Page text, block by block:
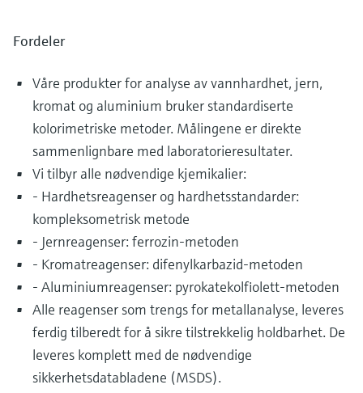
Fordeler
Våre produkter for analyse av vannhardhet, jern,
kromat og aluminium bruker standardiserte
kolorimetriske metoder. Målingene er direkte
sammenlignbare med laboratorieresultater.
Vi tilbyr alle nødvendige kjemikalier:
- Hardhetsreagenser og hardhetsstandarder:
kompleksometrisk metode
- Jernreagenser: ferrozin-metoden
- Kromatreagenser: difenylkarbazid-metoden
- Aluminiumreagenser: pyrokatekolfiolett-metoden
Alle reagenser som trengs for metallanalyse, leveres
ferdig tilberedt for å sikre tilstrekkelig holdbarhet. De
leveres komplett med de nødvendige
sikkerhetsdatabladene (MSDS).